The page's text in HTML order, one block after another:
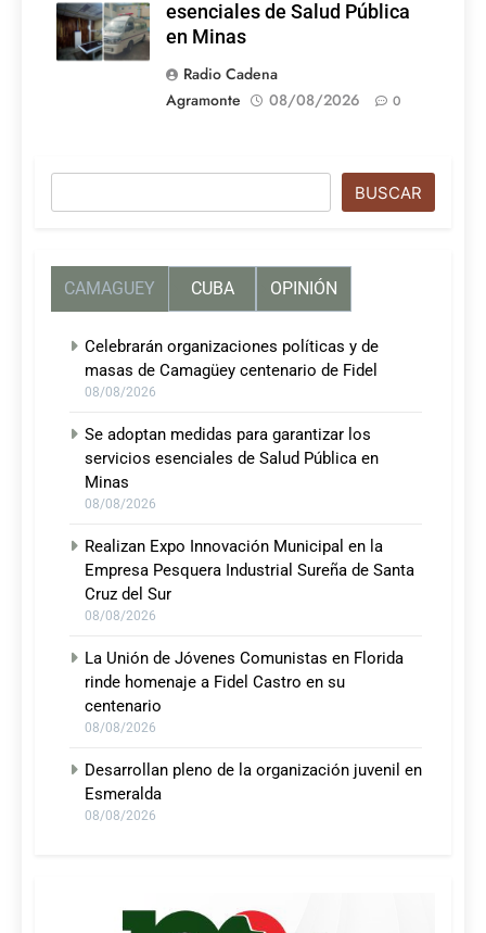
esenciales de Salud Pública
en Minas
Radio Cadena
Agramonte
08/08/2026 0
BUSCAR
CAMAGUEY CUBA OPINIÓN
Celebrarán organizaciones políticas y de
masas de Camagüey centenario de Fidel
08/08/2026
Se adoptan medidas para garantizar los
servicios esenciales de Salud Pública en
Minas
08/08/2026
Realizan Expo Innovación Municipal en la
Empresa Pesquera Industrial Sureña de Santa
Cruz del Sur
08/08/2026
La Unión de Jóvenes Comunistas en Florida
rinde homenaje a Fidel Castro en su
centenario
08/08/2026
Desarrollan pleno de la organización juvenil en
Esmeralda
08/08/2026